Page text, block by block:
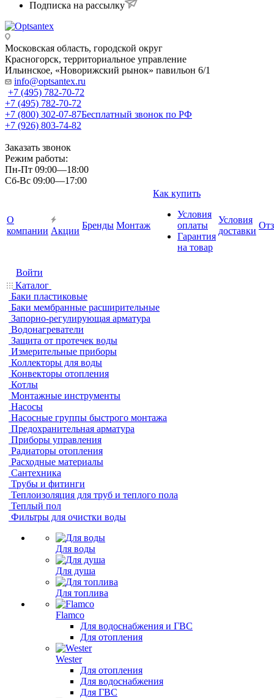
Подписка на рассылку
Московская область, городской округ
Красногорск, территориальное управление
Ильинское, «Новорижский рынок» павильон 6/1
info@optsantex.ru
+7 (495) 782-70-72
+7 (495) 782-70-72
+7 (800) 302-07-87Бесплатный звонок по РФ
+7 (926) 803-74-82
Заказать звонок
Режим работы:
Пн-Пт 09:00—18:00
Сб-Вс 09:00—17:00
О
компании Акции
Бренды Монтаж
Как купить
Условия
оплаты
Гарантия
на товар
Условия
доставки
Войти
Каталог
Баки пластиковые
Баки мембранные расширительные
Запорно-регулирующая арматура
Водонагреватели
Защита от протечек воды
Измерительные приборы
Коллекторы для воды
Конвекторы отопления
Котлы
Монтажные инструменты
Насосы
Насосные группы быстрого монтажа
Предохранительная арматура
Приборы управления
Радиаторы отопления
Расходные материалы
Сантехника
Трубы и фитинги
Теплоизоляция для труб и теплого пола
Теплый пол
Фильтры для очистки воды
Для воды
Для душа
Для топлива
Flamco
Для водоснабжения и ГВС
Для отопления
Wester
Для отопления
Для водоснабжения
Для ГВС